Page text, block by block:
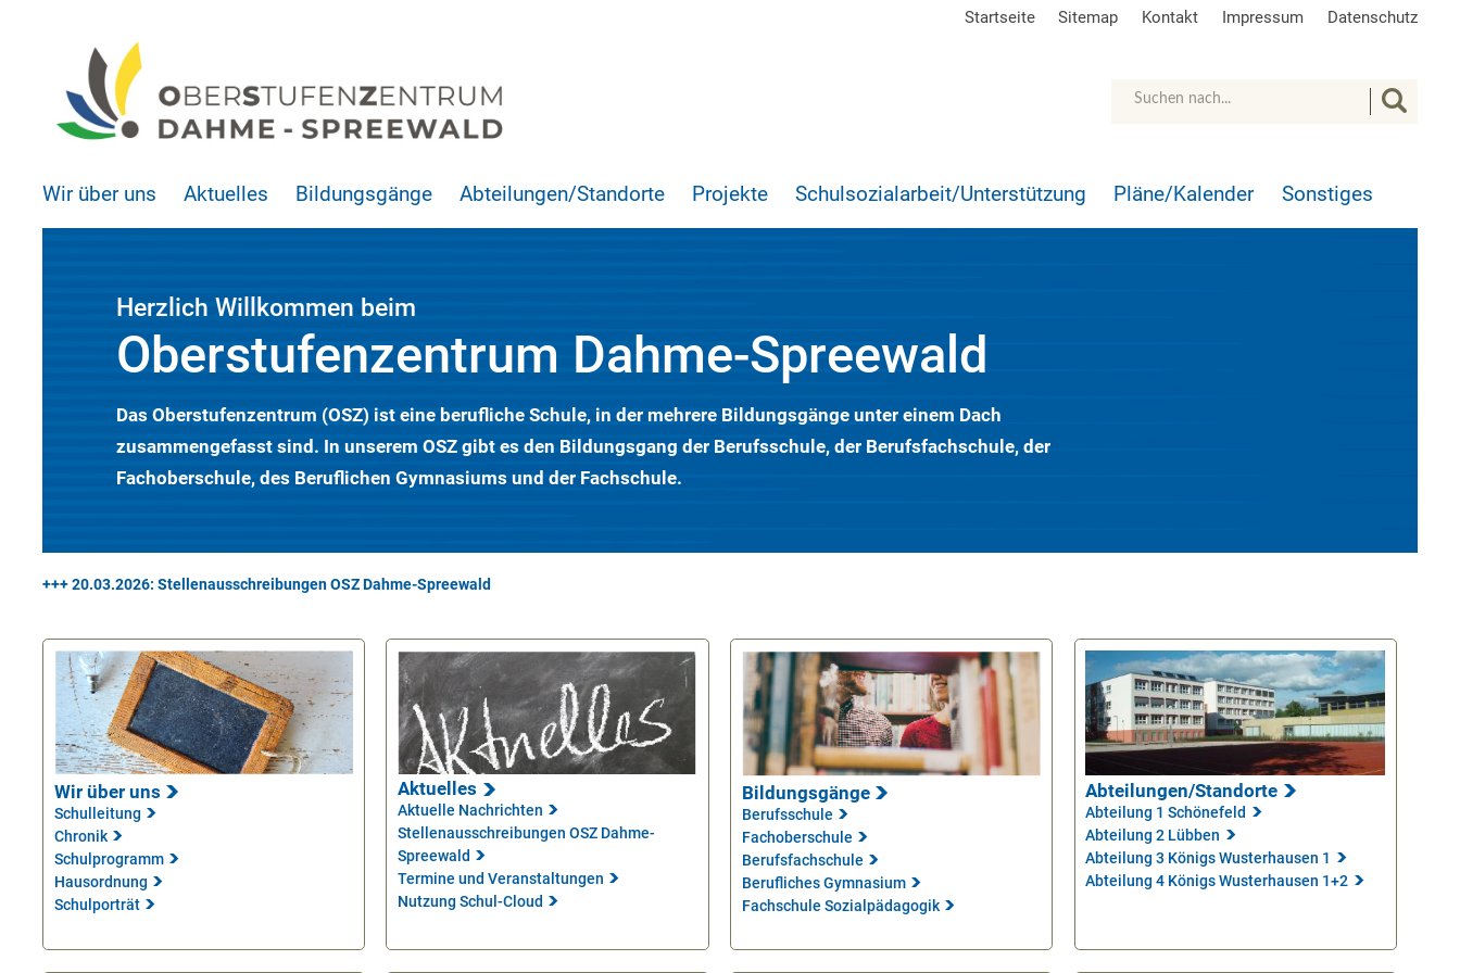
Startseite Sitemap Kontakt Impressum Datenschutz
Wir über uns Aktuelles Bildungsgänge Abteilungen/Standorte Projekte Schulsozialarbeit/Unterstützung Pläne/Kalender Sonstiges
Herzlich Willkommen beim
Oberstufenzentrum Dahme-Spreewald
Das Oberstufenzentrum (OSZ) ist eine berufliche Schule, in der mehrere Bildungsgänge unter einem Dach
zusammengefasst sind. In unserem OSZ gibt es den Bildungsgang der Berufsschule, der Berufsfachschule, der
Fachoberschule, des Beruflichen Gymnasiums und der Fachschule.
+++ 20.03.2026: Stellenausschreibungen OSZ Dahme-Spreewald
Wir über uns
Schulleitung
Chronik
Schulprogramm
Hausordnung
Schulporträt
Aktuelles
Aktuelle Nachrichten
Stellenausschreibungen OSZ Dahme-
Spreewald
Termine und Veranstaltungen
Nutzung Schul-Cloud
Bildungsgänge
Berufsschule
Fachoberschule
Berufsfachschule
Berufliches Gymnasium
Fachschule Sozialpädagogik
Abteilungen/Standorte
Abteilung 1 Schönefeld
Abteilung 2 Lübben
Abteilung 3 Königs Wusterhausen 1
Abteilung 4 Königs Wusterhausen 1+2